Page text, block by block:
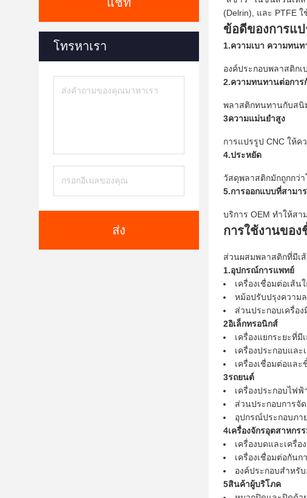
โทรหาเรา
ส่ง
(Delrin), และ PTFE
ข้อดีของการแ
1.ความเบา ความทนท
องค์ประกอบพลาสติก
2.ความทนทานต่อการ
พลาสติกทนทานกับสนิ
3ความแม่นยําสูง
การแปรรูป CNC ให้
4.ประหยัด
วัสดุพลาสติกมักถูกกว่
5.การออกแบบที่สามา
บริการ OEM ทําให้ส
การใช้งานขอ
ส่วนผสมพลาสติกที่มีเ
1.อุปกรณ์การแพทย์
เครื่องเชื่อมต่อเส้น
หม้อปรับปรุงความล
ส่วนประกอบเครื่อง
2อิเล็กทรอนิกส์
เครื่องแยกระยะที่มี
เครื่องประกอบแล
เครื่องเชื่อมต่อแล
3รถยนต์
เครื่องประกอบไฟฟ้
ส่วนประกอบการจั
อุปกรณ์ประกอบภา
4เครื่องจักรอุตสาหกร
เครื่องบดและเครื่อ
เครื่องเชื่อมต่อกันก
องค์ประกอบสําหรั
5สินค้าผู้บริโภค